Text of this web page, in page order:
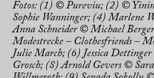
Fotos: (1) © Pureviu; (2) ©
Sophie Wanninger; (4) Marlene
Anna Schneider © Michael
Modestrecke – Clothesfriends –
Julie March; (6) Jessica
Grosch; (8) Arnold Gevers ©